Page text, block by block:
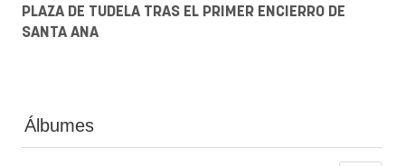
PLAZA DE TUDELA TRAS EL PRIMER ENCIERRO DE
SANTA ANA
Álbumes